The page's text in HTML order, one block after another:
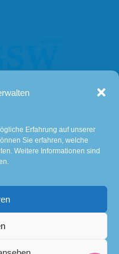
Erfahrung auf unserer
Sie erfahren, welche
Weitere Informationen sind
7